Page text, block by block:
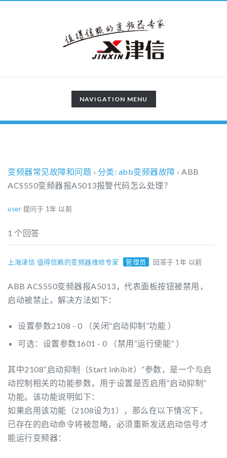
TOGGLE
NAVIGATION
NAVIGATION MENU
变频器常见故障和问题 › 分类: abb变频器故障 › ABB
ACS550变频器报A5013报警代码怎么处理？
user 提问于 1年 以前
1 个回答
上海津信 值得信赖的变频器维修专家 管理员 回答于 1年 以前
ABB ACS550变频器报A5013，代表面板按钮被禁用，
启动被禁止。解决方法如下：
设置参数2108 - 0 （关闭“启动抑制”功能 ）
可选：设置参数1601 - 0 （禁用“运行使能” ）
其中2108“启动抑制（Start inhibit）”参数，是一个与启
动控制相关的功能参数，用于设置是否启用“启动抑制”
功能。该功能说明如下：
如果启用该功能（2108设为1），那么在以下情况下，
已存在的启动命令将被忽略，必须重新发送启动信号才
能运行变频器：